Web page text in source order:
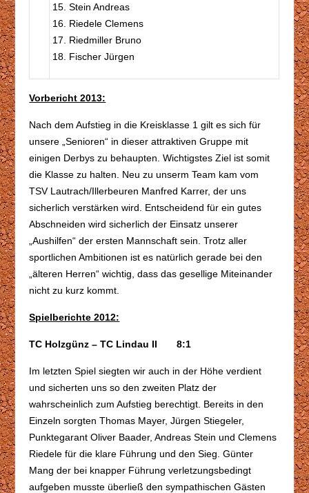
Stein Andreas
Riedele Clemens
Riedmiller Bruno
Fischer Jürgen
Vorbericht 2013:
Nach dem Aufstieg in die Kreisklasse 1 gilt es sich für
unsere „Senioren“ in dieser attraktiven Gruppe mit
einigen Derbys zu behaupten. Wichtigstes Ziel ist somit
die Klasse zu halten. Neu zu unserm Team kam vom
TSV Lautrach/Illerbeuren Manfred Karrer, der uns
sicherlich verstärken wird. Entscheidend für ein gutes
Abschneiden wird sicherlich der Einsatz unserer
„Aushilfen“ der ersten Mannschaft sein. Trotz aller
sportlichen Ambitionen ist es natürlich gerade bei den
„älteren Herren“ wichtig, dass das gesellige Miteinander
nicht zu kurz kommt.
Spielberichte 2012:
TC Holzgünz – TC Lindau II 8:1
Im letzten Spiel siegten wir auch in der Höhe verdient
und sicherten uns so den zweiten Platz der
wahrscheinlich zum Aufstieg berechtigt. Bereits in den
Einzeln sorgten Thomas Mayer, Jürgen Stiegeler,
Punktegarant Oliver Baader, Andreas Stein und Clemens
Riedele für die klare Führung und den Sieg. Günter
Mang der bei knapper Führung verletzungsbedingt
aufgeben musste überließ den sympathischen Gästen